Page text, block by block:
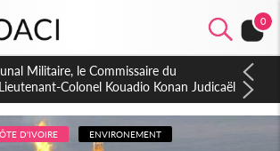
0
de 75 FCFA du prix du litre du diesel à
D'IVOIRE ENVIRONEMENT